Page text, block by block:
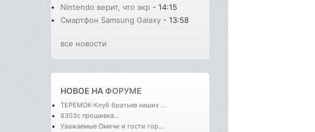
Nintendo верит, что экр - 14:15
Смартфон Samsung Galaxy - 13:58
все новости
НОВОЕ НАФОРУМЕ
ТЕРЕМОК-Клуб братьев наших ...
6303с прошивка...
Уважаемые Омичи и гости гор...